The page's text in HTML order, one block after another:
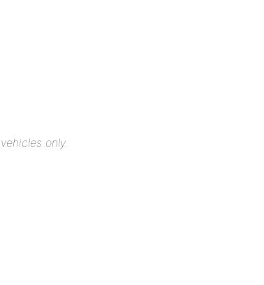
only.